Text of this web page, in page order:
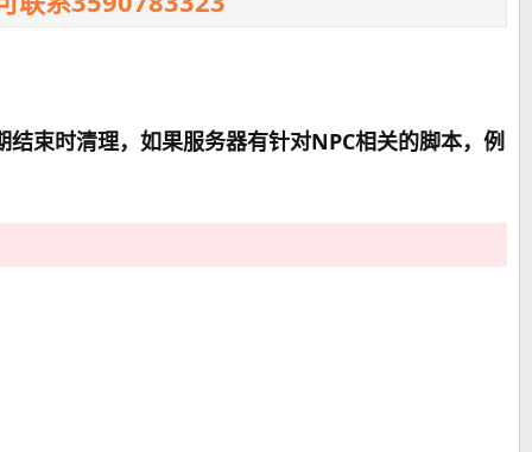
束时清理，如果服务器有针对NPC相关的脚本，例